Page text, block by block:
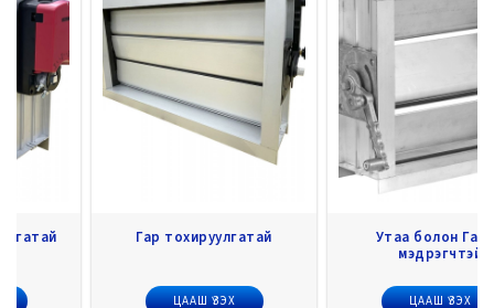
Гар тохируулгатай
ЦААШ ҮЗЭХ
Утаа болон Галын
мэдрэгчтэй
ЦААШ ҮЗЭХ